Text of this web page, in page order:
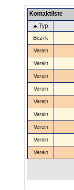
Kontaktliste
Typ
Bezirk
Verein
Verein
Verein
Verein
Verein
Verein
Verein
Verein
Verein